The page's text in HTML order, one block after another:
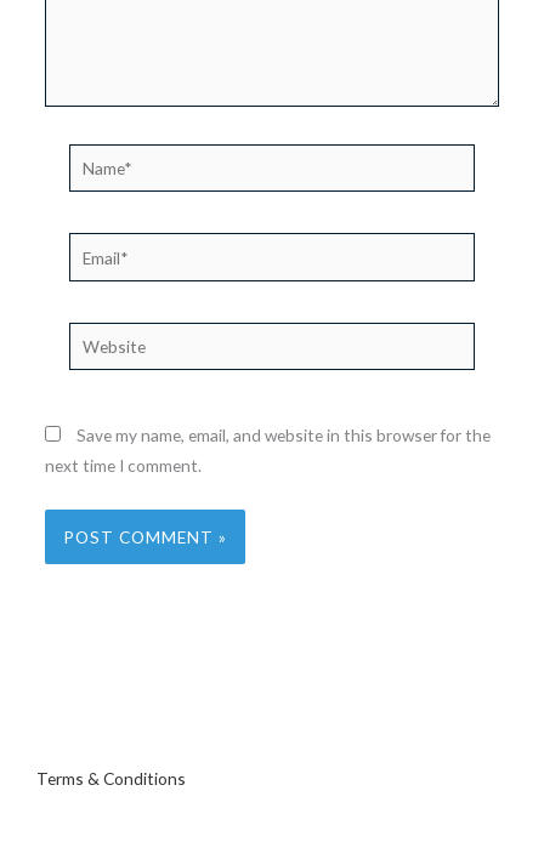
Name*
Website
Save my name, email, and website in this browser for the
next time I comment.
Terms & Conditions